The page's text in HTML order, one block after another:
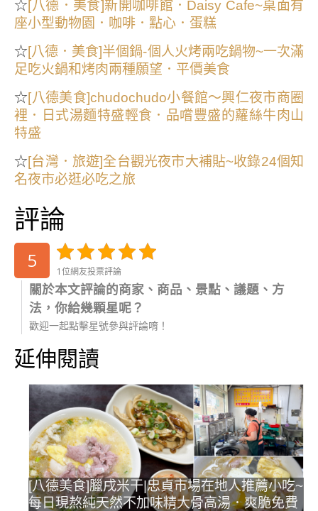
☆[八德．美食]新開咖啡館．Daisy Cafe~桌面有
座小型動物園．咖啡．點心．蛋糕
☆[八德．美食]半個鍋-個人火烤兩吃鍋物~一次滿
足吃火鍋和烤肉兩種願望．平價美食
☆[八德美食]chudochudo小餐館～興仁夜市商圈
裡．日式湯麵特盛輕食．品嚐豐盛的蘿絲牛肉山
特盛
☆[台灣．旅遊]全台觀光夜市大補貼~收錄24個知
名夜市必逛必吃之旅
評論
5 1位網友投票評論
關於本文評論的商家、商品、景點、議題、方
法，你給幾顆星呢？
歡迎一起點擊星號參與評論唷！
延伸閱讀
[八德美食]臘戌米干|忠貞市場在地人推薦小吃~
每日現熬純天然不加味精大骨高湯．爽脆免費